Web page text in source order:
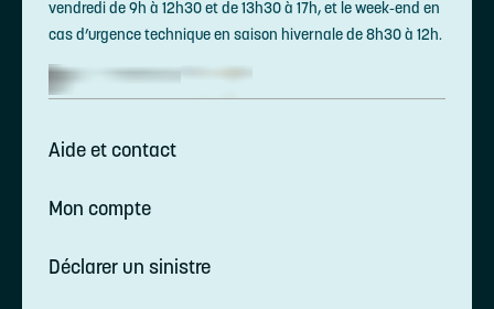
vendredi de 9h à 12h30 et de 13h30 à 17h, et le week-end en
cas d’urgence technique en saison hivernale de 8h30 à 12h.
Aide et contact
Mon compte
Déclarer un sinistre